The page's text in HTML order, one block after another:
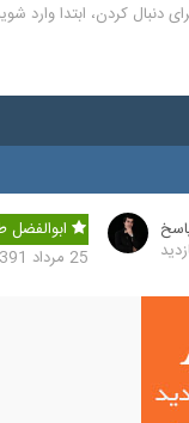
دنبال کردن، ابتدا وارد
ابوالفضل
25 مرداد 1391